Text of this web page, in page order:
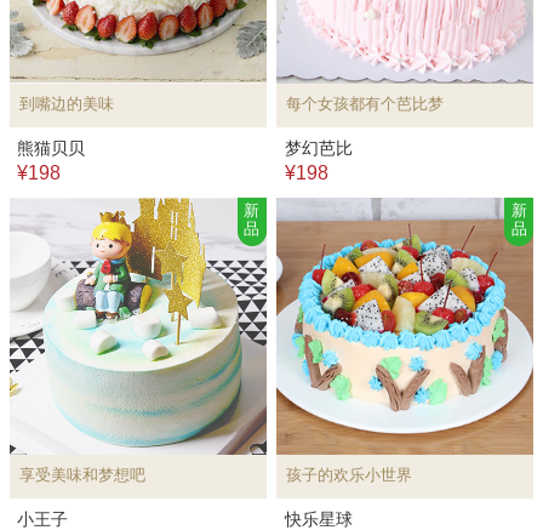
到嘴边的美味
熊猫贝贝
¥198
每个女孩都有个芭比梦
梦幻芭比
¥198
享受美味和梦想吧
新
品
小王子
孩子的欢乐小世界
新
品
快乐星球